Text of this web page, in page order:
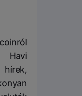
Havi
hírek,